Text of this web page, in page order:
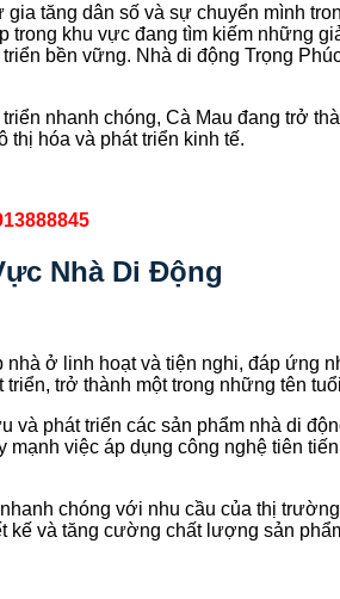
gia tăng dân số và sự chuyển mình
khu vực đang tìm kiếm những
bền vững. Nhà di động Trọng
nhanh chóng, Cà Mau đang trở
thị hóa và phát triển kinh tế.
Nhà Di Động
ở linh hoạt và tiện nghi, đáp ứng
trở thành một trong những tên
phát triển các sản phẩm nhà di
mạnh việc áp dụng công nghệ tiên
chóng với nhu cầu của thị
kế và tăng cường chất lượng sản